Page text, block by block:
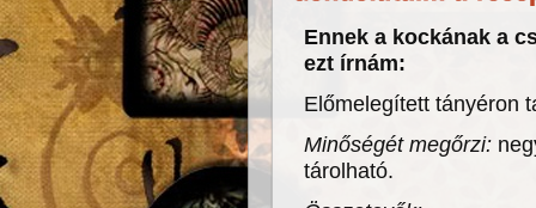
Ennek a kockának a
ezt írnám:
Előmelegített tányéron
Minőségét megőrzi:
tárolható.